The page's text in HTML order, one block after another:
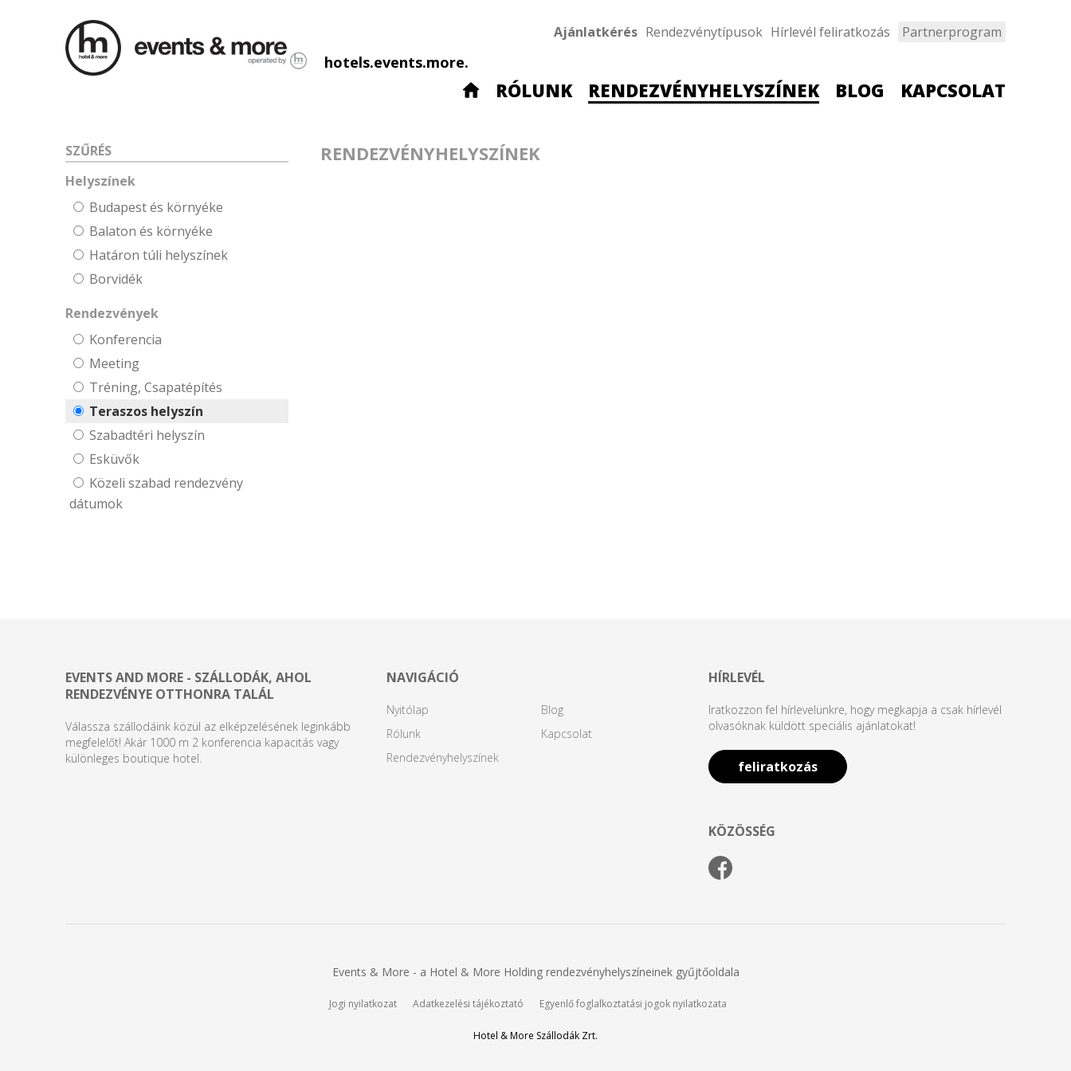
hotels.events.more.
Ajánlatkérés Rendezvénytípusok Hírlevél feliratkozás Partnerprogram
RÓLUNK RENDEZVÉNYHELYSZÍNEK BLOG KAPCSOLAT
RENDEZVÉNYHELYSZÍNEK
SZŰRÉS
Helyszínek
Budapest és környéke
Balaton és környéke
Határon túli helyszínek
Borvidék
Rendezvények
Konferencia
Meeting
Tréning, Csapatépítés
Teraszos helyszín
Szabadtéri helyszín
Esküvők
Közeli szabad rendezvény
dátumok
EVENTS AND MORE - SZÁLLODÁK, AHOL
RENDEZVÉNYE OTTHONRA TALÁL
Válassza szállodáink közül az elképzelésének leginkább
megfelelőt! Akár 1000 m 2 konferencia kapacitás vagy
különleges boutique hotel.
NAVIGÁCIÓ
Nyitólap
Rólunk
Rendezvényhelyszínek
Blog
Kapcsolat
HÍRLEVÉL
Iratkozzon fel hírlevelünkre, hogy megkapja a csak hírlevél
olvasóknak küldött speciális ajánlatokat!
feliratkozás
KÖZÖSSÉG
Events & More - a Hotel & More Holding rendezvényhelyszíneinek gyűjtőoldala
Jogi nyilatkozat Adatkezelési tájékoztató Egyenlő foglalkoztatási jogok nyilatkozata
Hotel & More Szállodák Zrt.